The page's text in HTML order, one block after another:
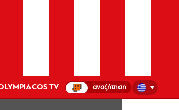
TV